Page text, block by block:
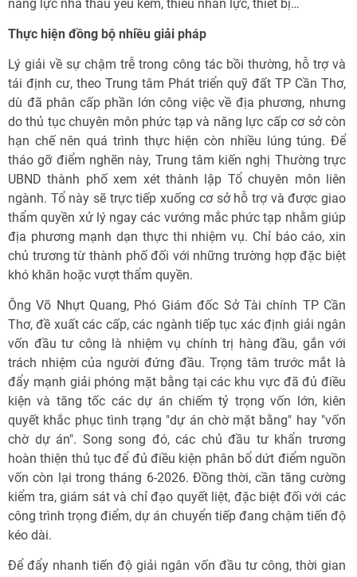
năng lực nhà thầu yếu kém, thiếu nhân lực, thiết bị…
Thực hiện đồng bộ nhiều giải pháp
Lý giải về sự chậm trễ trong công tác bồi thường, hỗ trợ và
tái định cư, theo Trung tâm Phát triển quỹ đất TP Cần Thơ,
dù đã phân cấp phần lớn công việc về địa phương, nhưng
do thủ tục chuyên môn phức tạp và năng lực cấp cơ sở còn
hạn chế nên quá trình thực hiện còn nhiều lúng túng. Để
tháo gỡ điểm nghẽn này, Trung tâm kiến nghị Thường trực
UBND thành phố xem xét thành lập Tổ chuyên môn liên
ngành. Tổ này sẽ trực tiếp xuống cơ sở hỗ trợ và được giao
thẩm quyền xử lý ngay các vướng mắc phức tạp nhằm giúp
địa phương mạnh dạn thực thi nhiệm vụ. Chỉ báo cáo, xin
chủ trương từ thành phố đối với những trường hợp đặc biệt
khó khăn hoặc vượt thẩm quyền.
Ông Võ Nhựt Quang, Phó Giám đốc Sở Tài chính TP Cần
Thơ, đề xuất các cấp, các ngành tiếp tục xác định giải ngân
vốn đầu tư công là nhiệm vụ chính trị hàng đầu, gắn với
trách nhiệm của người đứng đầu. Trọng tâm trước mắt là
đẩy mạnh giải phóng mặt bằng tại các khu vực đã đủ điều
kiện và tăng tốc các dự án chiếm tỷ trọng vốn lớn, kiên
quyết khắc phục tình trạng "dự án chờ mặt bằng" hay "vốn
chờ dự án". Song song đó, các chủ đầu tư khẩn trương
hoàn thiện thủ tục để đủ điều kiện phân bổ dứt điểm nguồn
vốn còn lại trong tháng 6-2026. Đồng thời, cần tăng cường
kiểm tra, giám sát và chỉ đạo quyết liệt, đặc biệt đối với các
công trình trọng điểm, dự án chuyển tiếp đang chậm tiến độ
kéo dài.
Để đẩy nhanh tiến độ giải ngân vốn đầu tư công, thời gian